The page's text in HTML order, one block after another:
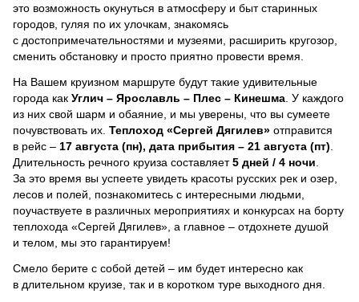
это возможность окунуться в атмосферу и быт старинных
городов, гуляя по их улочкам, знакомясь
с достопримечательностями и музеями, расширить кругозор,
сменить обстановку и просто приятно провести время.
На Вашем круизном маршруте будут такие удивительные
города как Углич – Ярославль – Плес – Кинешма . У каждого
из них свой шарм и обаяние, и мы уверены, что вы сумеете
почувствовать их. Теплоход «Сергей Дягилев» отправится
в рейс – 17 августа (пн), дата прибытия – 21 августа (пт)
Длительность речного круиза составляет5 дней / 4 ночи
За это время вы успеете увидеть красоты русских рек и озер,
лесов и полей, познакомитесь с интересными людьми,
поучаствуете в различных мероприятиях и конкурсах на борту
теплохода «Сергей Дягилев», а главное – отдохнете душой
и телом, мы это гарантируем!
Смело берите с собой детей – им будет интересно как
в длительном круизе, так и в коротком туре выходного дня.